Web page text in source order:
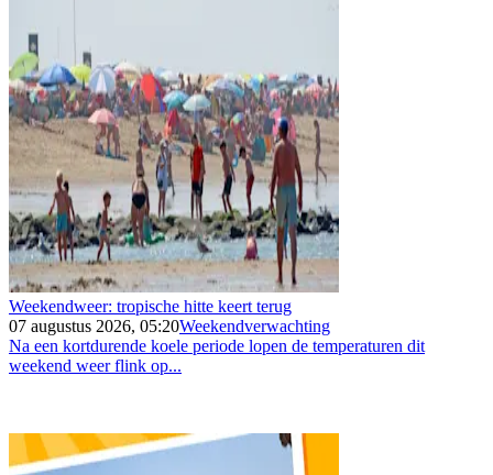
Weekendweer: tropische hitte keert terug
07 augustus 2026, 05:20Weekendverwachting
Na een kortdurende koele periode lopen de temperaturen dit
weekend weer flink op...